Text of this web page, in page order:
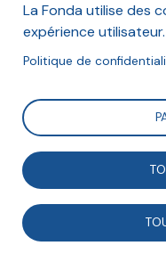
et Marion Duquesne,
internationales du
Méditerranée.
Inscription
De 12h à 13h
La Fonda utilise des
expérience utilisateur.
Politique de